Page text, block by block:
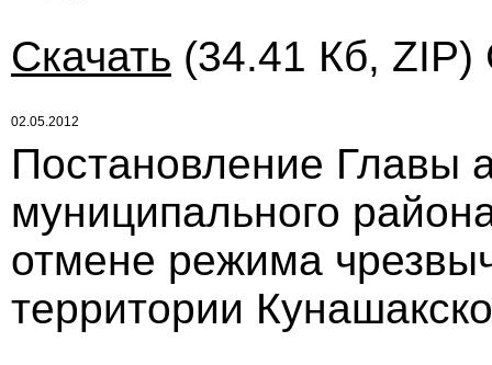
Скачать (34.41 Кб, ZIP)
02.05.2012
Постановление Главы
муниципального
отмене режима
территории